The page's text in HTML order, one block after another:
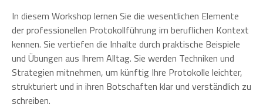
In diesem Workshop lernen Sie die wesentlichen Elemente
der professionellen Protokollführung im beruflichen Kontext
kennen. Sie vertiefen die Inhalte durch praktische Beispiele
und Übungen aus Ihrem Alltag. Sie werden Techniken und
Strategien mitnehmen, um künftig Ihre Protokolle leichter,
strukturiert und in ihren Botschaften klar und verständlich zu
schreiben.